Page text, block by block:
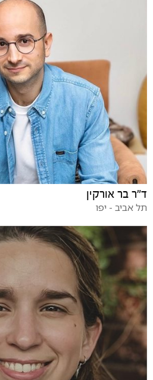
ד"ר בר אורקין
תל אביב - יפו